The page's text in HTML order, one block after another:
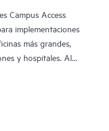
Campus Access
implementaciones
más grandes,
y hospitales. Al
sobre estándares
Wait Time (TWT)